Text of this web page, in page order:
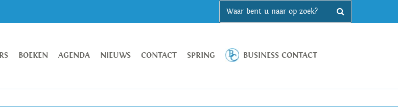
BOEKEN AGENDA NIEUWS CONTACT SPRING BUSINESS CONTACT